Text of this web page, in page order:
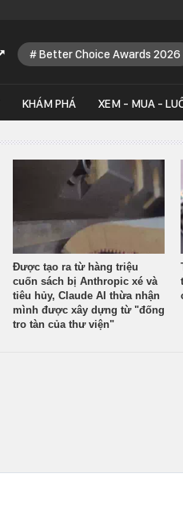
Better Choice Awards 2026
KHÁM PHÁ XEM - MUA -
Được tạo ra từ hàng triệu
cuốn sách bị Anthropic xé và
tiêu hủy, Claude AI thừa nhận
mình được xây dựng từ "đống
tro tàn của thư viện"